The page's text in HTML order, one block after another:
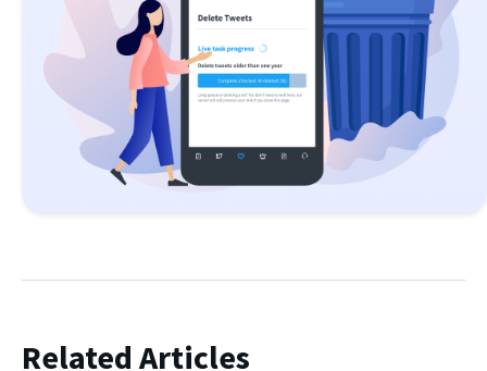
Related Articles